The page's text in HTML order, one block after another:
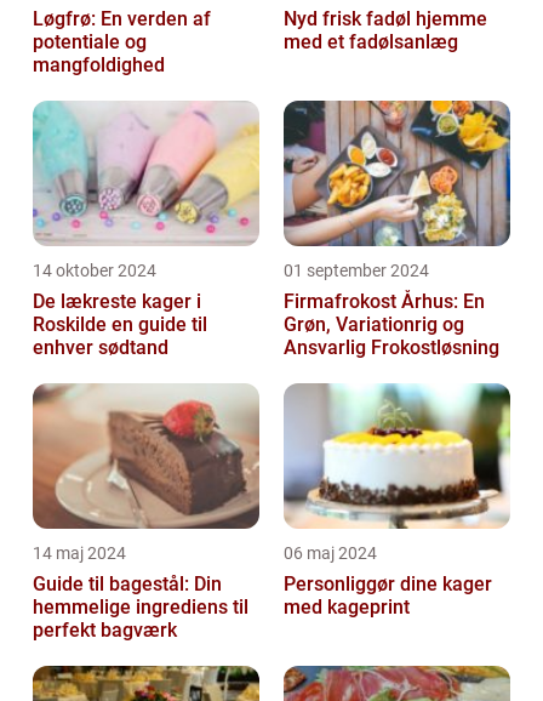
Løgfrø: En verden af
potentiale og
mangfoldighed
Nyd frisk fadøl hjemme
med et fadølsanlæg
14 oktober 2024
De lækreste kager i
Roskilde en guide til
enhver sødtand
01 september 2024
Firmafrokost Århus: En
Grøn, Variationrig og
Ansvarlig Frokostløsning
14 maj 2024
Guide til bagestål: Din
hemmelige ingrediens til
perfekt bagværk
06 maj 2024
Personliggør dine kager
med kageprint